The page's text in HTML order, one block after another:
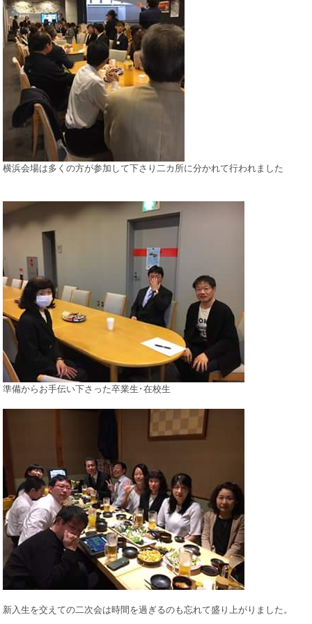
横浜会場は多くの方が参加して下さり二カ所に分かれて行われました
準備からお手伝い下さった卒業生･在校生
新入生を交えての二次会は時間を過ぎるのも忘れて盛り上がりました。